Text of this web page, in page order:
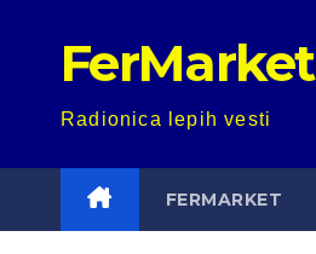
FerMarket
Radionica lepih vesti
FERMARKET